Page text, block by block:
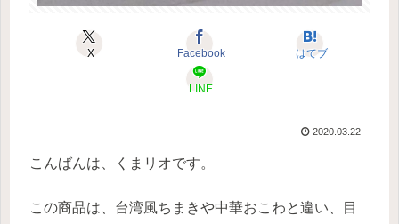
X Facebook はてブ
LINE
2020.03.22
こんばんは、くまリオです。
この商品は、台湾風ちまきや中華おこわと違い、目